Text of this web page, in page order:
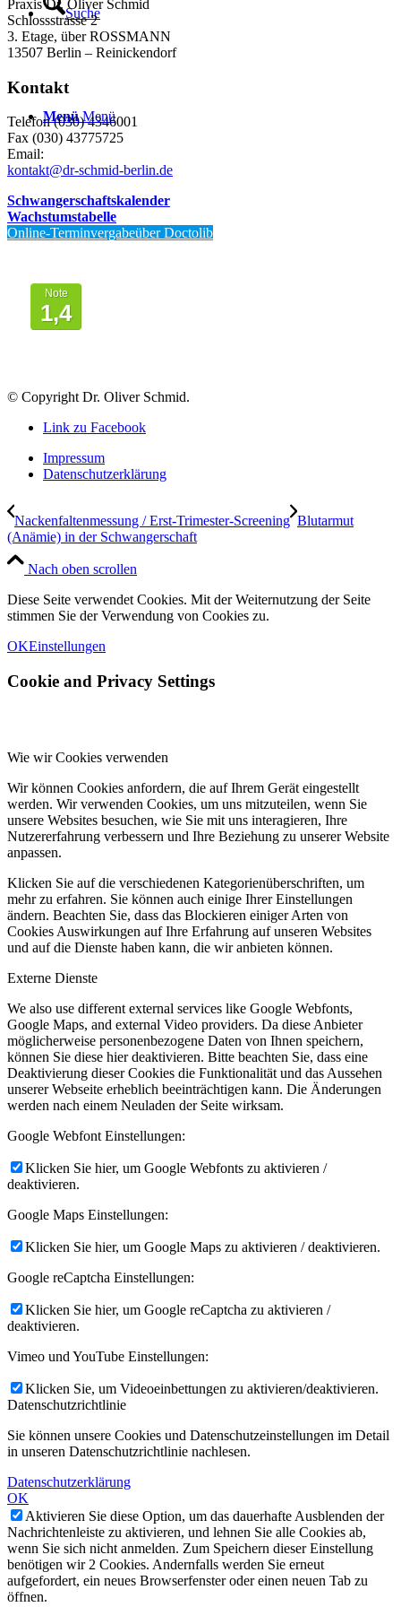
Suche
Menü Menü
Praxis Dr. Oliver Schmid
Schlossstrasse 2
3. Etage, über ROSSMANN
13507 Berlin – Reinickendorf
Kontakt
Telefon (030) 4346001
Fax (030) 43775725
Email:
kontakt@dr-schmid-berlin.de
Schwangerschaftskalender
Wachstumstabelle
Online-Terminvergabeüber Doctolib
Note
1,4
© Copyright Dr. Oliver Schmid.
Link zu Facebook
Impressum
Datenschutzerklärung
Nackenfaltenmessung / Erst-Trimester-Screening Blutarmut
(Anämie) in der Schwangerschaft
Nach oben scrollen
Diese Seite verwendet Cookies. Mit der Weiternutzung der Seite
stimmen Sie der Verwendung von Cookies zu.
OKEinstellungen
Cookie and Privacy Settings
Wie wir Cookies verwenden
Wir können Cookies anfordern, die auf Ihrem Gerät eingestellt
werden. Wir verwenden Cookies, um uns mitzuteilen, wenn Sie
unsere Websites besuchen, wie Sie mit uns interagieren, Ihre
Nutzererfahrung verbessern und Ihre Beziehung zu unserer Website
anpassen.
Klicken Sie auf die verschiedenen Kategorienüberschriften, um
mehr zu erfahren. Sie können auch einige Ihrer Einstellungen
ändern. Beachten Sie, dass das Blockieren einiger Arten von
Cookies Auswirkungen auf Ihre Erfahrung auf unseren Websites
und auf die Dienste haben kann, die wir anbieten können.
Externe Dienste
We also use different external services like Google Webfonts,
Google Maps, and external Video providers. Da diese Anbieter
möglicherweise personenbezogene Daten von Ihnen speichern,
können Sie diese hier deaktivieren. Bitte beachten Sie, dass eine
Deaktivierung dieser Cookies die Funktionalität und das Aussehen
unserer Webseite erheblich beeinträchtigen kann. Die Änderungen
werden nach einem Neuladen der Seite wirksam.
Google Webfont Einstellungen:
Klicken Sie hier, um Google Webfonts zu aktivieren /
deaktivieren.
Google Maps Einstellungen:
Klicken Sie hier, um Google Maps zu aktivieren / deaktivieren.
Google reCaptcha Einstellungen:
Klicken Sie hier, um Google reCaptcha zu aktivieren /
deaktivieren.
Vimeo und YouTube Einstellungen:
Klicken Sie, um Videoeinbettungen zu aktivieren/deaktivieren.
Datenschutzrichtlinie
Sie können unsere Cookies und Datenschutzeinstellungen im Detail
in unseren Datenschutzrichtlinie nachlesen.
Datenschutzerklärung
OK
Aktivieren Sie diese Option, um das dauerhafte Ausblenden der
Nachrichtenleiste zu aktivieren, und lehnen Sie alle Cookies ab,
wenn Sie sich nicht anmelden. Zum Speichern dieser Einstellung
benötigen wir 2 Cookies. Andernfalls werden Sie erneut
aufgefordert, ein neues Browserfenster oder einen neuen Tab zu
öffnen.